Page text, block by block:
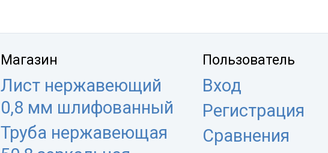
Магазин
Лист нержавеющий
0,8 мм шлифованный
Труба нержавеющая
Пользователь
Вход
Регистрация
Сравнения